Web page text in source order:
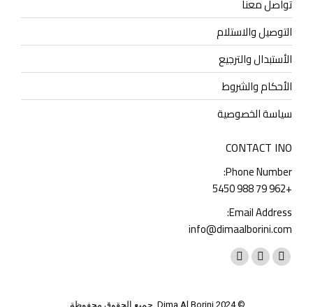
تواصل معنا
التوصيل والاستلام
الأستبدال والترجيع
الأحكام والشروط
سياسة الخصوصية
CONTACT INO
Phone Number:
+962 79 988 5450
Email Address:
info@dimaalborini.com
Find us on:
Facebook
Instagram
opens
Whatsapp
opens© Dima Al Borini 2024. جميع الحقوق محفوظة.